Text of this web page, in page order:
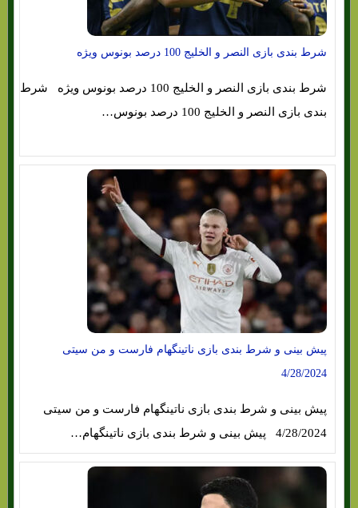
شرط بندی بازی النصر و الخلیج 100 درصد بونوس ویژه
شرط بندی بازی النصر و الخلیج 100 درصد بونوس ویژه شرط
بندی بازی النصر و الخلیج 100 درصد بونوس…
پیش بینی و شرط بندی بازی ناتینگهام فارست و من سیتی
4/28/2024
پیش بینی و شرط بندی بازی ناتینگهام فارست و من سیتی
4/28/2024 پیش بینی و شرط بندی بازی ناتینگهام…